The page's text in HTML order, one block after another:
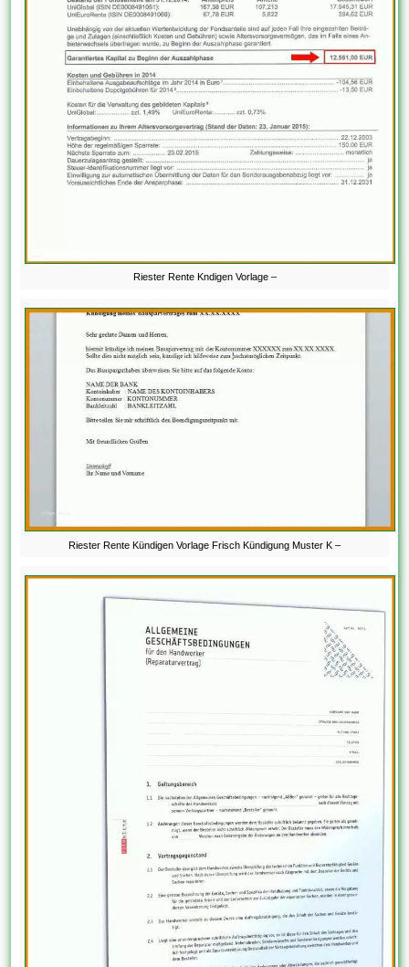
Riester Rente Kndigen Vorlage –
Riester Rente Kündigen Vorlage Frisch Kündigung Muster K –